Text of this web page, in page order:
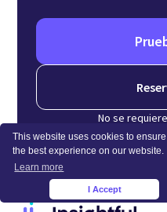
This website uses cookies to
the best experience on our website.
Learn more
I Accept
No se